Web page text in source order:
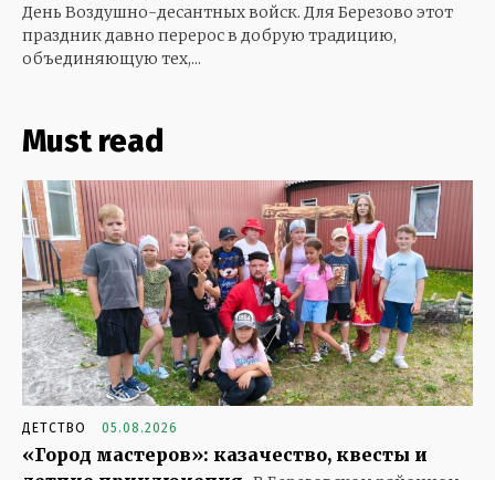
День Воздушно-десантных войск. Для Березово этот
праздник давно перерос в добрую традицию,
объединяющую тех,...
Must read
ДЕТСТВО 05.08.2026
«Город мастеров»: казачество, квесты и